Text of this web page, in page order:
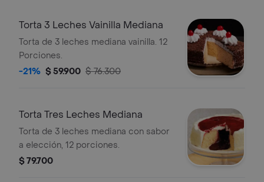
Torta 3 Leches Vainilla Mediana
Torta de 3 leches mediana vainilla. 12
Porciones.
-21% $ 59.900 $ 76.300
Torta Tres Leches Mediana
Torta de 3 leches mediana con sabor
a elección, 12 porciones.
$ 79.700